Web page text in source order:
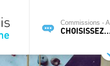
Commissions -